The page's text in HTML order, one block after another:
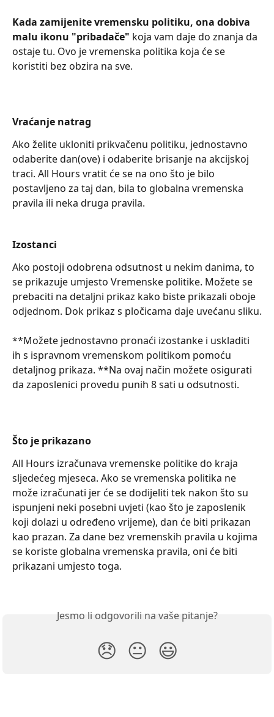
Kada zamijenite vremensku politiku, ona dobiva
malu ikonu "pribadače" koja vam daje do znanja da
ostaje tu. Ovo je vremenska politika koja će se
koristiti bez obzira na sve.
Vraćanje natrag
Ako želite ukloniti prikvačenu politiku, jednostavno
odaberite dan(ove) i odaberite brisanje na akcijskoj
traci. All Hours vratit će se na ono što je bilo
postavljeno za taj dan, bila to globalna vremenska
pravila ili neka druga pravila.
Izostanci
Ako postoji odobrena odsutnost u nekim danima, to
se prikazuje umjesto Vremenske politike. Možete se
prebaciti na detaljni prikaz kako biste prikazali oboje
odjednom. Dok prikaz s pločicama daje uvećanu sliku.
**Možete jednostavno pronaći izostanke i uskladiti
ih s ispravnom vremenskom politikom pomoću
detaljnog prikaza. **Na ovaj način možete osigurati
da zaposlenici provedu punih 8 sati u odsutnosti.
Što je prikazano
All Hours izračunava vremenske politike do kraja
sljedećeg mjeseca. Ako se vremenska politika ne
može izračunati jer će se dodijeliti tek nakon što su
ispunjeni neki posebni uvjeti (kao što je zaposlenik
koji dolazi u određeno vrijeme), dan će biti prikazan
kao prazan. Za dane bez vremenskih pravila u kojima
se koriste globalna vremenska pravila, oni će biti
prikazani umjesto toga.
Jesmo li odgovorili na vaše pitanje?
😞 😐 😃